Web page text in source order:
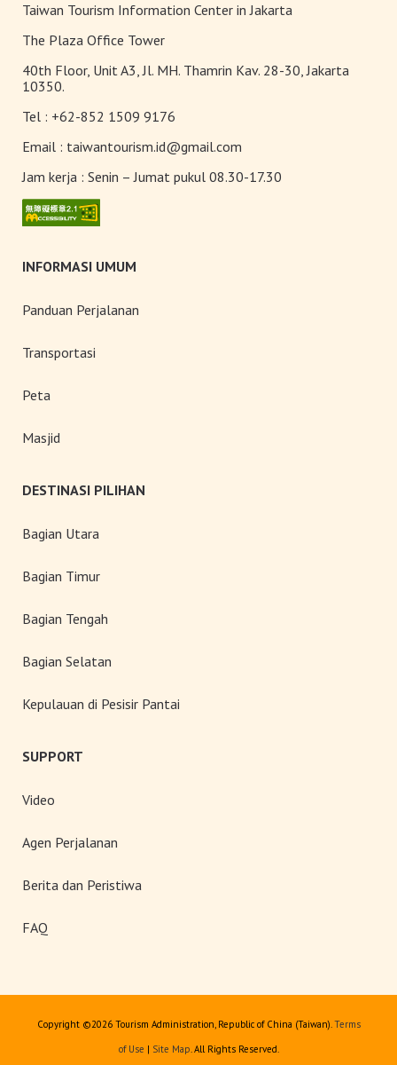
Taiwan Tourism Information Center in Jakarta
The Plaza Office Tower
40th Floor, Unit A3, Jl. MH. Thamrin Kav. 28-30, Jakarta
10350.
Tel : +62-852 1509 9176
Email : taiwantourism.id@gmail.com
Jam kerja : Senin – Jumat pukul 08.30-17.30
INFORMASI UMUM
Panduan Perjalanan
Transportasi
Peta
Masjid
DESTINASI PILIHAN
Bagian Utara
Bagian Timur
Bagian Tengah
Bagian Selatan
Kepulauan di Pesisir Pantai
SUPPORT
Video
Agen Perjalanan
Berita dan Peristiwa
FAQ
Copyright ©2026 Tourism Administration, Republic of China (Taiwan).Terms
of Use | Site Map. All Rights Reserved.